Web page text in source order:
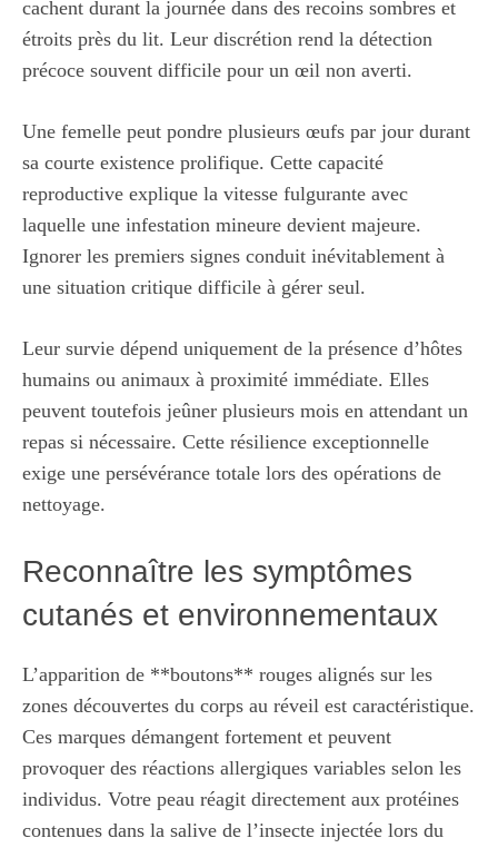
cachent durant la journée dans des recoins sombres et
étroits près du lit. Leur discrétion rend la détection
précoce souvent difficile pour un œil non averti.
Une femelle peut pondre plusieurs œufs par jour durant
sa courte existence prolifique. Cette capacité
reproductive explique la vitesse fulgurante avec
laquelle une infestation mineure devient majeure.
Ignorer les premiers signes conduit inévitablement à
une situation critique difficile à gérer seul.
Leur survie dépend uniquement de la présence d’hôtes
humains ou animaux à proximité immédiate. Elles
peuvent toutefois jeûner plusieurs mois en attendant un
repas si nécessaire. Cette résilience exceptionnelle
exige une persévérance totale lors des opérations de
nettoyage.
Reconnaître les symptômes
cutanés et environnementaux
L’apparition de **boutons** rouges alignés sur les
zones découvertes du corps au réveil est caractéristique.
Ces marques démangent fortement et peuvent
provoquer des réactions allergiques variables selon les
individus. Votre peau réagit directement aux protéines
contenues dans la salive de l’insecte injectée lors du